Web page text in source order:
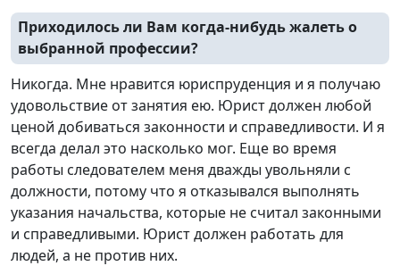
Приходилось ли Вам когда-нибудь жалеть о
выбранной профессии?
Никогда. Мне нравится юриспруденция и я получаю
удовольствие от занятия ею. Юрист должен любой
ценой добиваться законности и справедливости. И я
всегда делал это насколько мог. Еще во время
работы следователем меня дважды увольняли с
должности, потому что я отказывался выполнять
указания начальства, которые не считал законными
и справедливыми. Юрист должен работать для
людей, а не против них.